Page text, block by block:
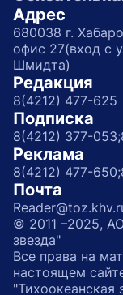
Адрес
680038 г.
офис 27(вход с
Шмидта)
Редакция
8(4212) 477-625
Подписка
8(4212) 377-053;
Реклама
8(4212) 477-650;
Почта
© 2011 –2025,
звезда"
Все права на
настоящем
"Тихоокеанская